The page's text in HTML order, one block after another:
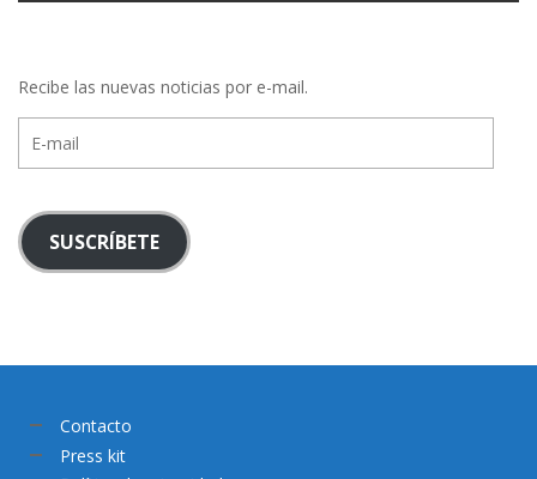
Recibe las nuevas noticias por e-mail.
mail
SUSCRÍBETE
Contacto
Press kit